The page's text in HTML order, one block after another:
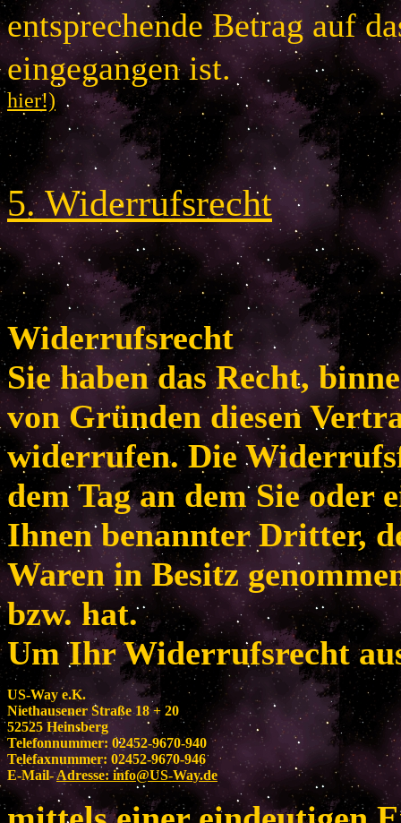
entsprechende Betrag auf
eingegangen
hier!)
5.Widerrufsrecht
Widerrufsrecht
Sie haben das Recht,
von Gründen diesen
widerrufen. Die
dem Tag an dem Sie oder
Ihnen benannter Dritter,
Waren in Besitz
bzw. hat.
Um Ihr Widerrufsrecht
US-Way e.K.
Niethausener Straße 18 + 20
52525 Heinsberg
Telefonnummer: 02452-9670-940
Telefaxnummer: 02452-9670-946
E-Mail-Adresse:info@US-Way.de